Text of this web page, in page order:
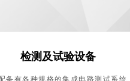
检测及试验设备
备有各种规格的集成电路测试系统、